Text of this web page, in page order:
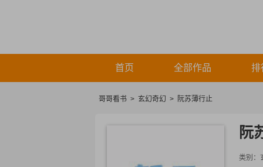
首页 全部作品 排
哥哥看书 > 玄幻奇幻 > 阮苏薄行止
阮
类别：